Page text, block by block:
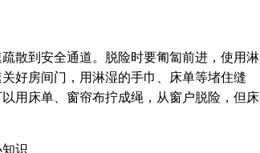
散到安全通道。脱险时要匍匐前进，使用淋
好房间门，用淋湿的手巾、床单等堵住缝
用床单、窗帘布拧成绳，从窗户脱险，但床